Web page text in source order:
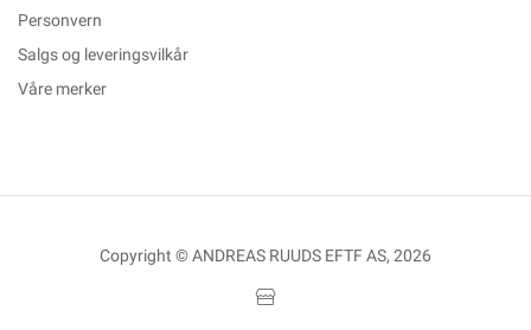
Personvern
Salgs og leveringsvilkår
Våre merker
Copyright © ANDREAS RUUDS EFTF AS, 2026